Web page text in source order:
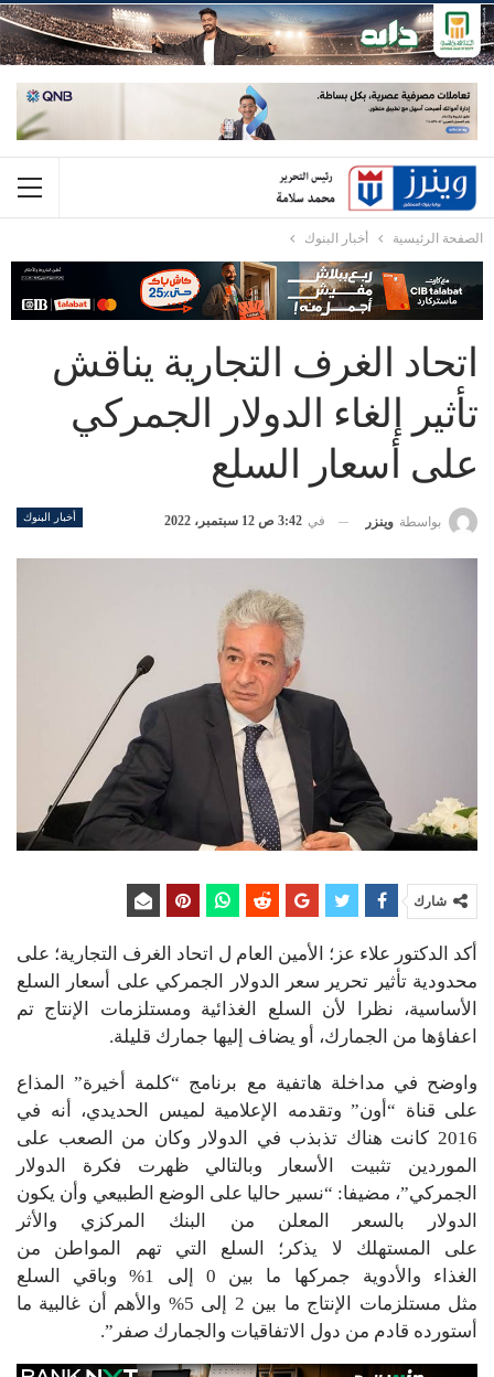
الصفحة الرئيسية أخبار البنوك
اتحاد الغرف التجارية يناقش
تأثير إلغاء الدولار الجمركي
على أسعار السلع
أخبار البنوك بواسطة وينزر في 3:42 ص 12 سبتمبر، 2022
شارك
أكد الدكتور علاء عز؛ الأمين العام ل اتحاد الغرف التجارية؛ على
محدودية تأثير تحرير سعر الدولار الجمركي على أسعار السلع
الأساسية، نظرا لأن السلع الغذائية ومستلزمات الإنتاج تم
اعفاؤها من الجمارك، أو يضاف إليها جمارك قليلة.
واوضح في مداخلة هاتفية مع برنامج “كلمة أخيرة” المذاع
على قناة “أون” وتقدمه الإعلامية لميس الحديدي، أنه في
2016 كانت هناك تذبذب في الدولار وكان من الصعب على
الموردين تثبيت الأسعار وبالتالي ظهرت فكرة الدولار
الجمركي”، مضيفا: “نسير حاليا على الوضع الطبيعي وأن يكون
الدولار بالسعر المعلن من البنك المركزي والأثر
على المستهلك لا يذكر؛ السلع التي تهم المواطن من
الغذاء والأدوية جمركها ما بين 0 إلى 1% وباقي السلع
مثل مستلزمات الإنتاج ما بين 2 إلى 5% والأهم أن غالبية ما
أستورده قادم من دول الاتفاقيات والجمارك صفر”.